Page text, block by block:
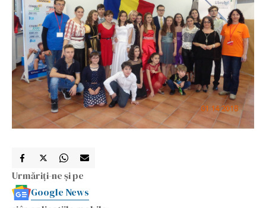
Urmăriți-ne și pe
Google News